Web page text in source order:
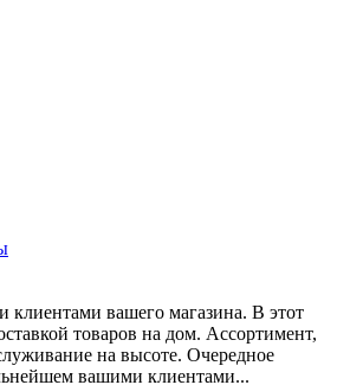
клиентами вашего магазина. В этот
товаров на дом. Ассортимент,
на высоте. Очередное
вашими клиентами...